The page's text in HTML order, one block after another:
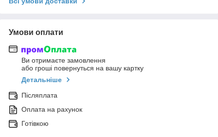
Умови оплати
Ви отримаєте замовлення
або гроші повернуться на вашу картку
Детальніше
Післяплата
Оплата на рахунок
Готівкою